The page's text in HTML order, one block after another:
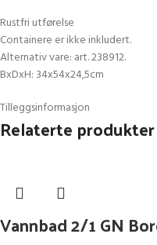
Rustfri utførelse
Containere er ikke inkludert.
Alternativ vare: art. 238912.
BxDxH: 34x54x24,5cm
Tilleggsinformasjon
Relaterte produkter
Vannbad 2/1 GN